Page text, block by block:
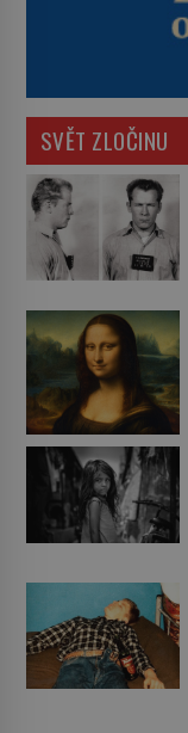
SVĚT ZLOČINU